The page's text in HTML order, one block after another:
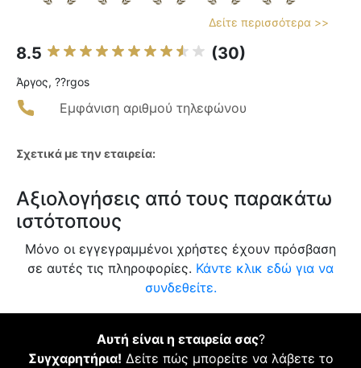
Δείτε περισσότερα >>
8.5 (30)
Άργος, ??rgos
Εμφάνιση αριθμού τηλεφώνου
Σχετικά με την εταιρεία:
Αξιολογήσεις από τους παρακάτω
ιστότοπους
Μόνο οι εγγεγραμμένοι χρήστες έχουν πρόσβαση
σε αυτές τις πληροφορίες. Κάντε κλικ εδώ για να
συνδεθείτε.
Αυτή είναι η εταιρεία σας?
Συγχαρητήρια! Δείτε πώς μπορείτε να λάβετε το